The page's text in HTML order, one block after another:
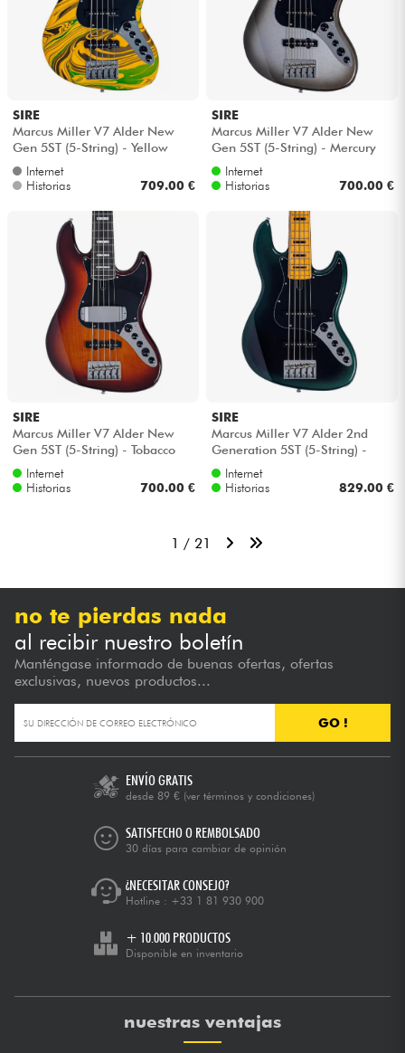
SIRE
Marcus Miller V7 Alder New
Gen 5ST (5-String) - Yellow
swirlInternet
Historias
709.00 €
SIRE
Marcus Miller V7 Alder New
Gen 5ST (5-String) - Mercury
Internet
Historias
700.00 €
SIRE
Marcus Miller V7 Alder New
Gen 5ST (5-String) - Tobacco
sunburst
Internet
Historias
700.00 €
SIRE
Marcus Miller V7 Alder 2nd
Generation 5ST (5-String) -
Dark forest
Internet
Historias
829.00 €
1 / 21
no te pierdas nada
al recibir nuestro boletín
Manténgase informado de buenas ofertas, ofertas
exclusivas, nuevos productos...
GO !
ENVÍO GRATIS
desde 89 € (ver términos y condiciones)
SATISFECHO O REMBOLSADO
30 días para cambiar de opinión
¿NECESITAR CONSEJO?
Hotline : +33 1 81 930 900
+ 10.000 PRODUCTOS
Disponible en inventario
nuestras ventajas